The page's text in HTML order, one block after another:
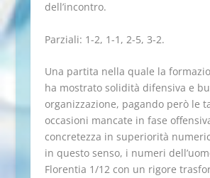
dell’incontro.
Parziali: 1-2, 1-1, 2-5, 3-2.
Una partita nella quale la
ha mostrato solidità difensiva e
organizzazione, pagando però le
occasioni mancate in fase
concretezza in superiorità
in questo senso, i numeri
Florentia 1/12 con un rigore